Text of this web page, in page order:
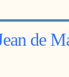
de